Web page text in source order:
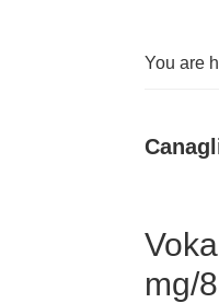
You are
mg/